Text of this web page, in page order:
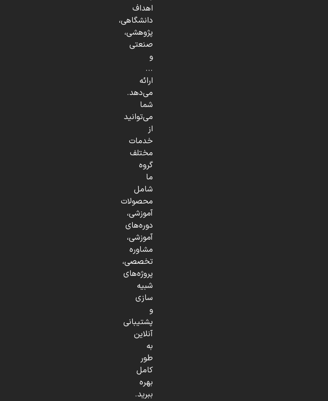
اهداف
دانشگاهی،
پژوهشی،
صنعتی
و
...
ارائه
می‌دهد.
شما
می‌توانید
از
خدمات
مختلف
گروه
ما
شامل
محصولات
آموزشی،
دوره‌های
آموزشی،
مشاوره
تخصصی،
پروژه‌های
شبیه
سازی
و
پشتیبانی
آنلاین
به
طور
کامل
بهره
ببرید.